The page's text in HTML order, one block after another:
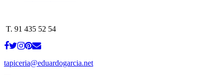
T. 91 435 52 54
tapiceria@eduardogarcia.net